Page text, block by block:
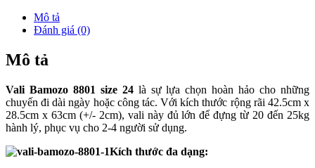
Mô tả
Đánh giá (0)
Mô tả
Vali Bamozo 8801 size 24là sự lựa chọn hoàn hảo cho những
chuyến đi dài ngày hoặc công tác. Với kích thước rộng rãi 42.5cm x
28.5cm x 63cm (+/- 2cm), vali này đủ lớn để đựng từ 20 đến 25kg
hành lý, phục vụ cho 2-4 người sử dụng.
Kích thước đa dạng: